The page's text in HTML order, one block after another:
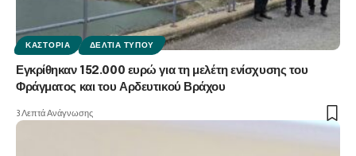
ΚΑΣΤΟΡΙΆ ΔΕΛΤΊΑ ΤΎΠΟΥ
Εγκρίθηκαν 152.000 ευρώ για τη μελέτη ενίσχυσης του
Φράγματος και του Αρδευτικού Βράχου
3 Λεπτά Ανάγνωσης